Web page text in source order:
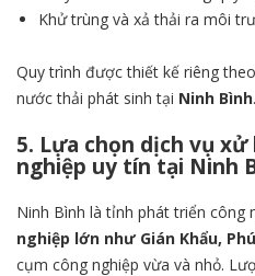
Khử trùng và xả thải ra môi
Quy trình được thiết kế riêng
nước thải phát sinh tại Ninh Bình.
5. Lựa chọn dịch vụ
nghiệp uy tín tại Ninh
Ninh Bình là tỉnh phát triển công
nghiệp lớn như Gián Khẩu,
cụm công nghiệp vừa và nhỏ.